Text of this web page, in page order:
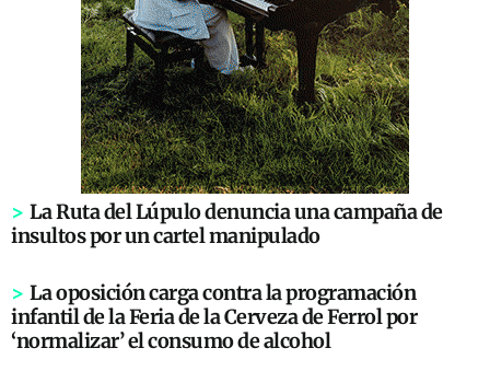
> La Ruta del Lúpulo denuncia una campaña de
insultos por un cartel manipulado
> La oposición carga contra la programación
infantil de la Feria de la Cerveza de Ferrol por
‘normalizar’ el consumo de alcohol